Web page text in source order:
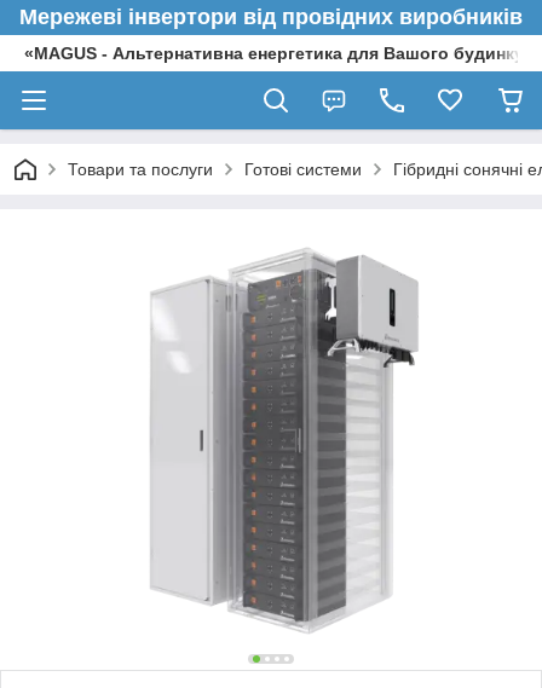
Мережеві інвертори від провідних виробників
«MAGUS - Альтернативна енергетика для Вашого будинку»
Товари та послуги Готові системи Гібридні сонячні